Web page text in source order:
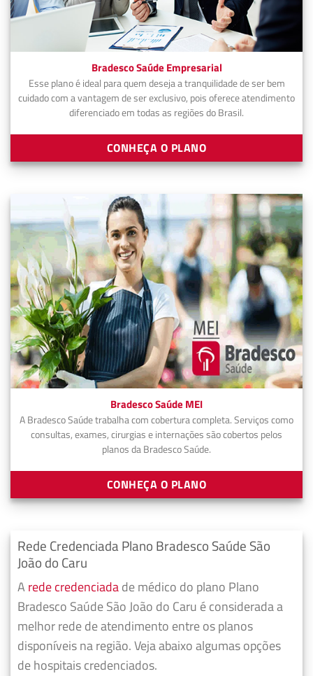
Bradesco Saúde Empresarial
Esse plano é ideal para quem deseja a tranquilidade de ser bem
cuidado com a vantagem de ser exclusivo, pois oferece atendimento
diferenciado em todas as regiões do Brasil.
CONHEÇA O PLANO
Bradesco Saúde MEI
A Bradesco Saúde trabalha com cobertura completa. Serviços como
consultas, exames, cirurgias e internações são cobertos pelos
planos da Bradesco Saúde.
CONHEÇA O PLANO
Rede Credenciada Plano Bradesco Saúde São
João do Caru
A rede credenciadade médico do plano Plano
Bradesco Saúde São João do Caru é considerada a
melhor rede de atendimento entre os planos
disponíveis na região. Veja abaixo algumas opções
de hospitais credenciados.